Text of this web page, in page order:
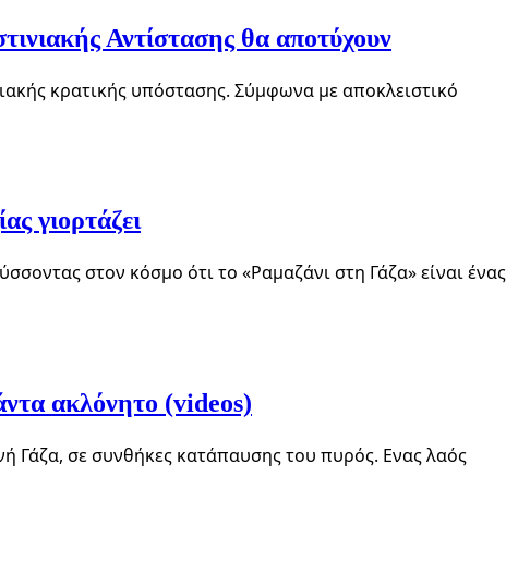
Αντίστασης θα αποτύχουν
κρατικής υπόστασης. Σύμφωνα με αποκλειστικό
γιορτάζει
στον κόσμο ότι το «Ραμαζάνι στη Γάζα» είναι ένας
ακλόνητο (videos)
Γάζα, σε συνθήκες κατάπαυσης του πυρός. Ενας λαός